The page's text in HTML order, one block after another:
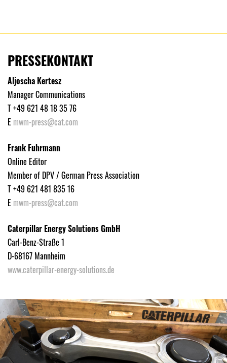
PRESSEKONTAKT
Aljoscha Kertesz
Manager Communications
T +49 621 48 18 35 76
E mwm-press@cat.com
Frank Fuhrmann
Online Editor
Member of DPV / German Press Association
T +49 621 481 835 16
E mwm-press@cat.com
Caterpillar Energy Solutions GmbH
Carl-Benz-Straße 1
D-68167 Mannheim
www.caterpillar-energy-solutions.de